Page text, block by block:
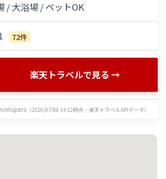
/ 大浴場 / ペットOK
72件
楽天トラベルで見る →
（2026/07/08 14:12時点・楽天トラベルAPIデータ）